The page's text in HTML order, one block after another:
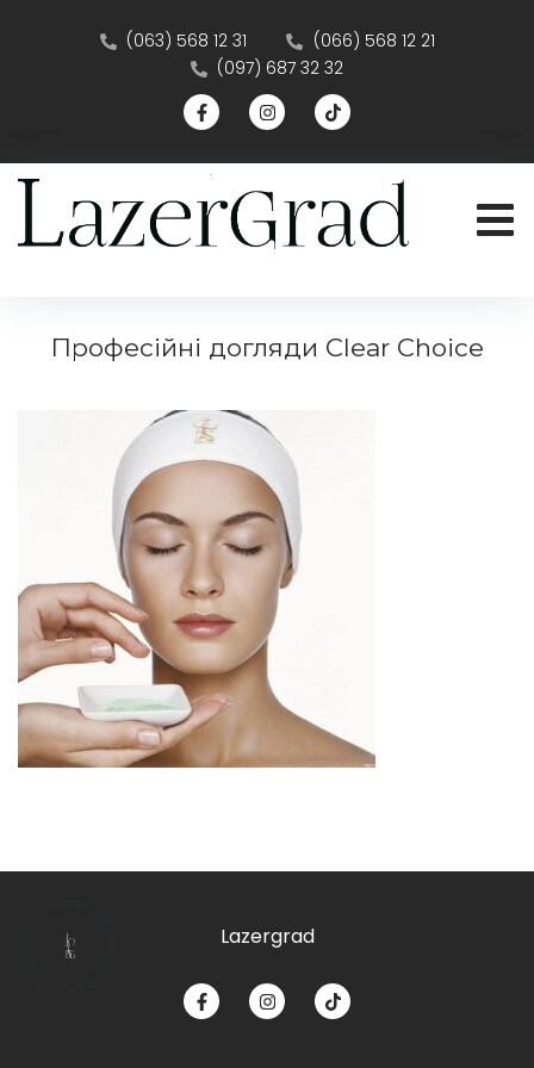
(063) 568 12 31
(066) 568 12 21
(097) 687 32 32
Професійні догляди Clear Choice
Lazergrad
КНОПКА
ЗВ'ЯЗКУ